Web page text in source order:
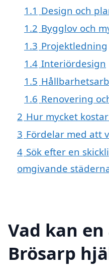
1.1 Design och
1.2 Bygglov och
1.3 Projektledning
1.4 Interiördesign
1.5
1.6 Renovering
2 Hur mycket
3 Fördelar med att
4 Sök efter en
omgivande
Vad kan
Brösarp